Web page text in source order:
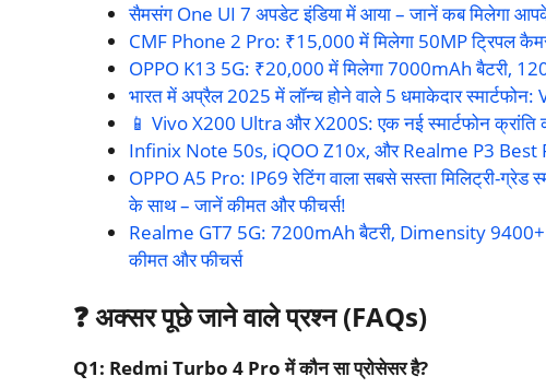
सैमसंग One UI 7 अपडेट इंडिया में आया – जानें कब मिलेगा
CMF Phone 2 Pro: ₹15,000 में मिलेगा 50MP ट्रिपल
OPPO K13 5G: ₹20,000 में मिलेगा 7000mAh बैटरी,
भारत में अप्रैल 2025 में लॉन्च होने वाले 5 धमाकेदार
📱 Vivo X200 Ultra और X200S: एक नई स्मार्टफोन
Infinix Note 50s, iQOO Z10x, और Realme P3 Best
OPPO A5 Pro: IP69 रेटिंग वाला सबसे सस्ता मिलिट्री-
के साथ – जानें कीमत और फीचर्स!
Realme GT7 5G: 7200mAh बैटरी, Dimensity 9400+
कीमत और फीचर्स
❓अक्सर पूछे जाने वाले प्रश्न (FAQs)
Q1: Redmi Turbo 4 Proमें कौन सा प्रोसेसर है?